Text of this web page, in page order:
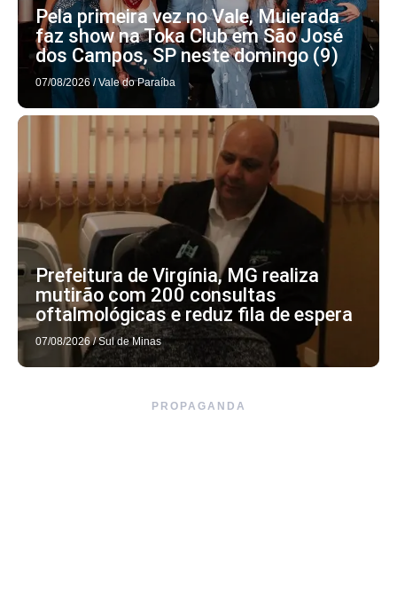
Pela primeira vez no Vale, Muierada
faz show na Toka Club em São José
dos Campos, SP neste domingo (9)
07/08/2026 / Vale do Paraíba
Prefeitura de Virgínia, MG realiza
mutirão com 200 consultas
oftalmológicas e reduz fila de espera
07/08/2026 / Sul de Minas
PROPAGANDA